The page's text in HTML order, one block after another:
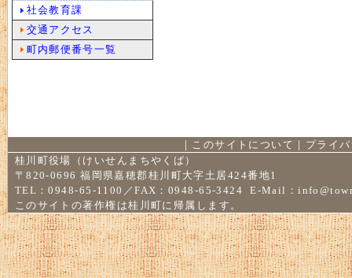
社会教育課
交通アクセス
町内郵便番号一覧
｜ このサイトについて ｜ プライ
桂川町役場（けいせんまちやくば）
〒820-0696 福岡県嘉穂郡桂川町大字土居424番地1
TEL：0948-65-1100／FAX：0948-65-3424 E-Mail：
このサイトの著作権は桂川町に帰属します。